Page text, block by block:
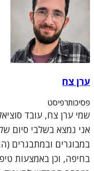
ערן צח
פסיכותרפיסט
אני נמצא בשלבי סיום
בחיפה, וכן באמצעות